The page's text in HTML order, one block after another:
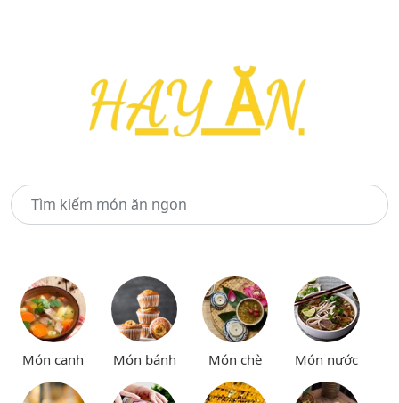
Món canh Món bánh Món chè Món nước